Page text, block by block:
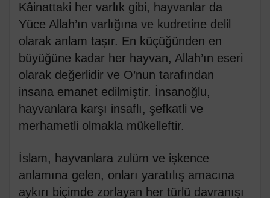
Kâinattaki her varlık gibi, hayvanlar da
Yüce Allah’ın varlığına ve kudretine delil
olarak anlam taşır. En küçüğünden en
büyüğüne kadar her hayvan, Allah’ın eseri
olarak değerlidir ve O’nun tarafından
insana emanet edilmiştir. İnsanoğlu,
hayvanlara karşı insaflı, şefkatli ve
merhametli olmakla mükelleftir.
İslam, hayvanlara zulüm ve işkence
anlamına gelen, onları yaratılış amacına
aykırı biçimde zorlayan her türlü davranışı